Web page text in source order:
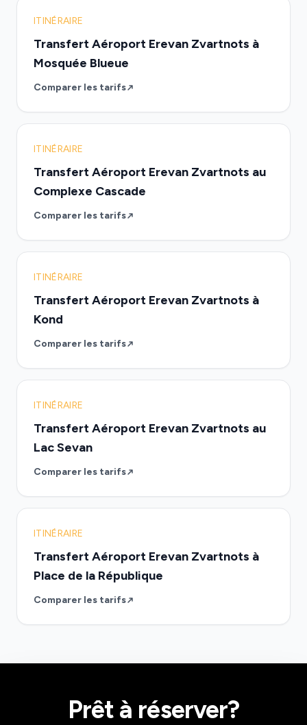
ITINÉRAIRE
Transfert Aéroport Erevan Zvartnots à
Mosquée Blueue
Comparer les tarifs
ITINÉRAIRE
Transfert Aéroport Erevan Zvartnots au
Complexe Cascade
Comparer les tarifs
ITINÉRAIRE
Transfert Aéroport Erevan Zvartnots à
Kond
Comparer les tarifs
ITINÉRAIRE
Transfert Aéroport Erevan Zvartnots au
Lac Sevan
Comparer les tarifs
ITINÉRAIRE
Transfert Aéroport Erevan Zvartnots à
Place de la République
Comparer les tarifs
Prêt à réserver?